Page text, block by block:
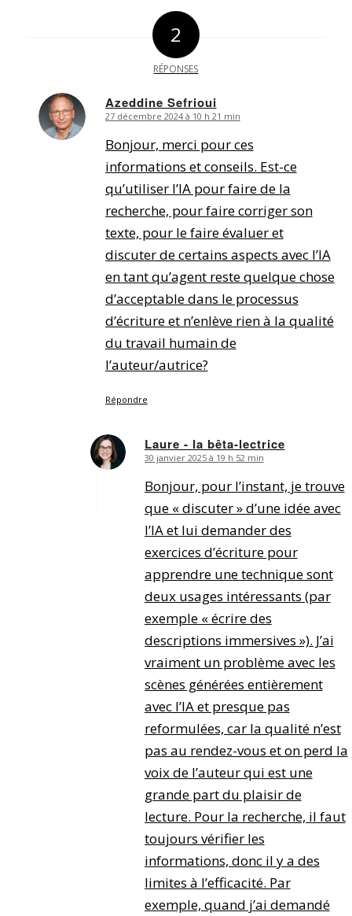
2
RÉPONSES
Azeddine Sefrioui
dit
:
27 décembre 2024 à 10 h 21 min
Bonjour, merci pour ces
informations et conseils. Est-ce
qu’utiliser l’IA pour faire de la
recherche, pour faire corriger son
texte, pour le faire évaluer et
discuter de certains aspects avec l’IA
en tant qu’agent reste quelque chose
d’acceptable dans le processus
d’écriture et n’enlève rien à la qualité
du travail humain de
l’auteur/autrice?
Répondre
Laure - la bêta-lectrice
dit
30 janvier 2025 à 19 h 52 min
Bonjour, pour l’instant, je trouve
que « discuter » d’une idée avec
l’IA et lui demander des
exercices d’écriture pour
apprendre une technique sont
deux usages intéressants (par
exemple « écrire des
descriptions immersives »). J’ai
vraiment un problème avec les
scènes générées entièrement
avec l’IA et presque pas
reformulées, car la qualité n’est
pas au rendez-vous et on perd la
voix de l’auteur qui est une
grande part du plaisir de
lecture. Pour la recherche, il faut
toujours vérifier les
informations, donc il y a des
limites à l’efficacité. Par
exemple, quand j’ai demandé